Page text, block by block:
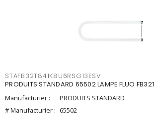
STAFB32T841K8U6RSG13ESV
PRODUITS STANDARD 65502 LAMPE FLUO
Manufacturier :
PRODUITS STANDARD
# Manufacturier : 65502